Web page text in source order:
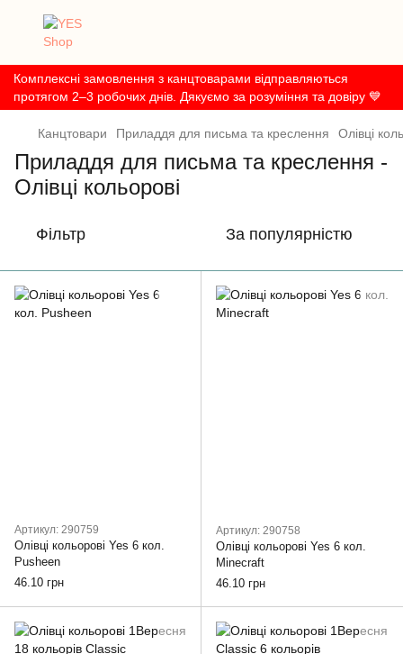
Комплексні замовлення з канцтоварами відправляються
протягом 2–3 робочих днів. Дякуємо за розуміння та довіру 💙
Канцтовари Приладдя для письма та креслення Олівці
Приладдя для письма та креслення -
Олівці кольорові
Фільтр За популярністю
Артикул: 290759
Олівці кольорові Yes 6 кол.
Pusheen
46.10 грн
Артикул: 290758
Олівці кольорові Yes 6 кол.
Minecraft
46.10 грн